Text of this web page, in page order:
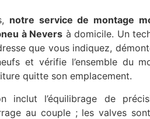
notre service de montage
à Nevers à domicile. Un
que vous indiquez,
et vérifie l’ensemble du
quitte son emplacement.
inclut l’équilibrage de
au couple ; les valves